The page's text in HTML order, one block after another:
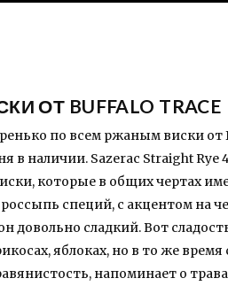
ОТ BUFFALO TRACE
по всем ржаным виски от
в наличии. Sazerac Straight Rye
которые в общих чертах
специй, с акцентом на
довольно сладкий. Вот
яблоках, но в то же
напоминает о